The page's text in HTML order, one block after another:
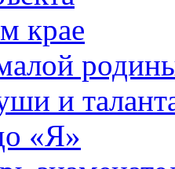
крае
и
«Я»